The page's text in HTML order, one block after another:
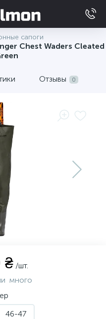
сапоги
Chest Waders Cleated
Отзывы 0
₴ /шт.
много
46-47